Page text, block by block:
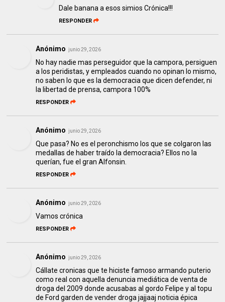
Dale banana a esos simios Crónica!!!
RESPONDER
Anónimo junio 29, 2026
No hay nadie mas perseguidor que la campora, persiguen
a los peridistas, y empleados cuando no opinan lo mismo,
no saben lo que es la democracia que dicen defender, ni
la libertad de prensa, campora 100%
RESPONDER
Anónimo junio 29, 2026
Que pasa? No es el peronchismo los que se colgaron las
medallas de haber traído la democracia? Ellos no la
querían, fue el gran Alfonsin.
RESPONDER
Anónimo junio 29, 2026
Vamos crónica
RESPONDER
Anónimo junio 29, 2026
Cállate cronicas que te hiciste famoso armando puterio
como real con aquella denuncia mediática de venta de
droga del 2009 donde acusabas al gordo Felipe y al topu
de Ford garden de vender droga jajjaaj noticia épica